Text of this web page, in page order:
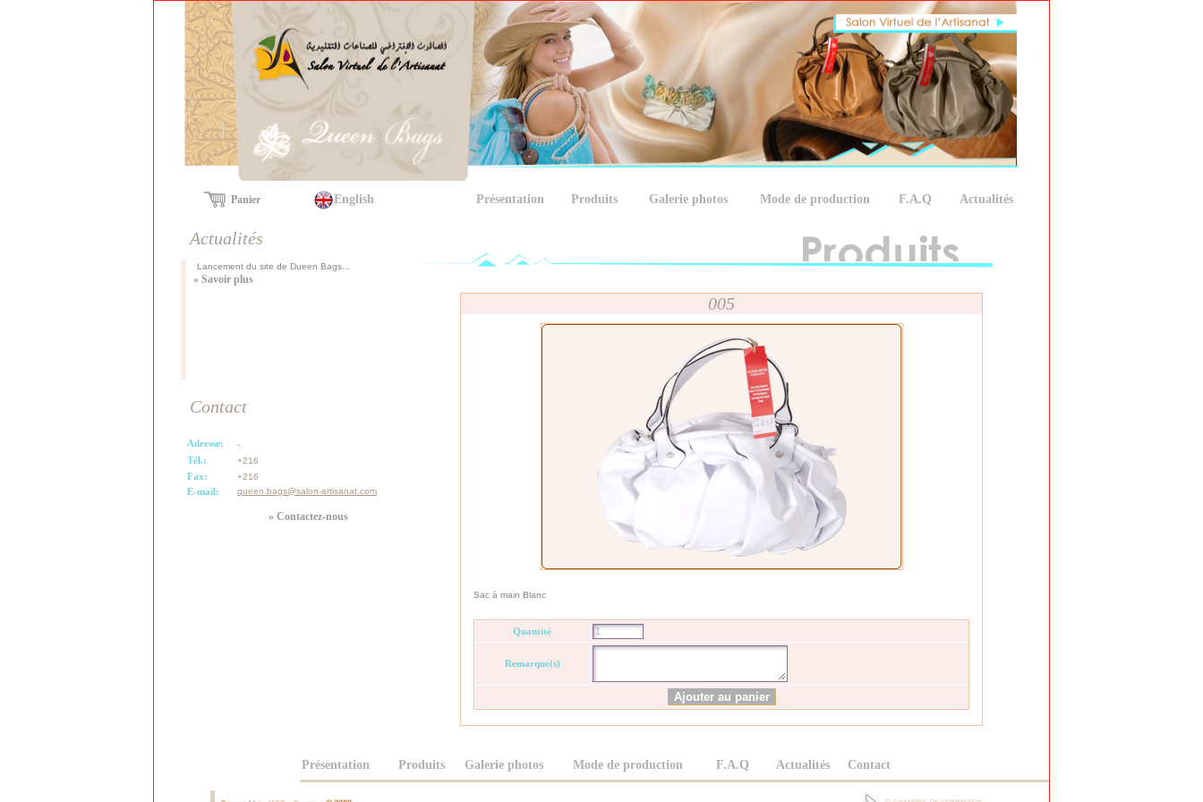
Panier English Présentation Produits Galerie photos Mode de production F.A.Q Actualités
Actualités
Contact
Adresse: -
Tél.: +216
Fax: +216
E-mail: queen.bags@salon-artisanat.com
» Contactez-nous
005
Sac à main Blanc
Quantité
Remarque(s)
Présentation Produits Galerie photos Mode de production F.A.Q Actualités Contact